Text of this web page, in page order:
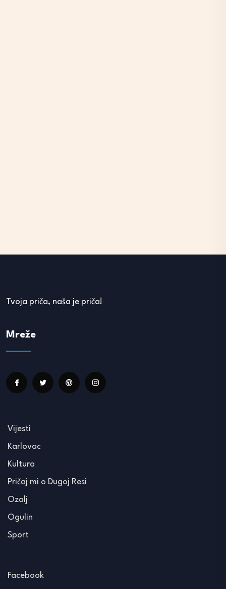
Tvoja priča, naša je priča!
Mreže
Vijesti
Karlovac
Kultura
Pričaj mi o Dugoj Resi
Ozalj
Ogulin
Sport
Facebook